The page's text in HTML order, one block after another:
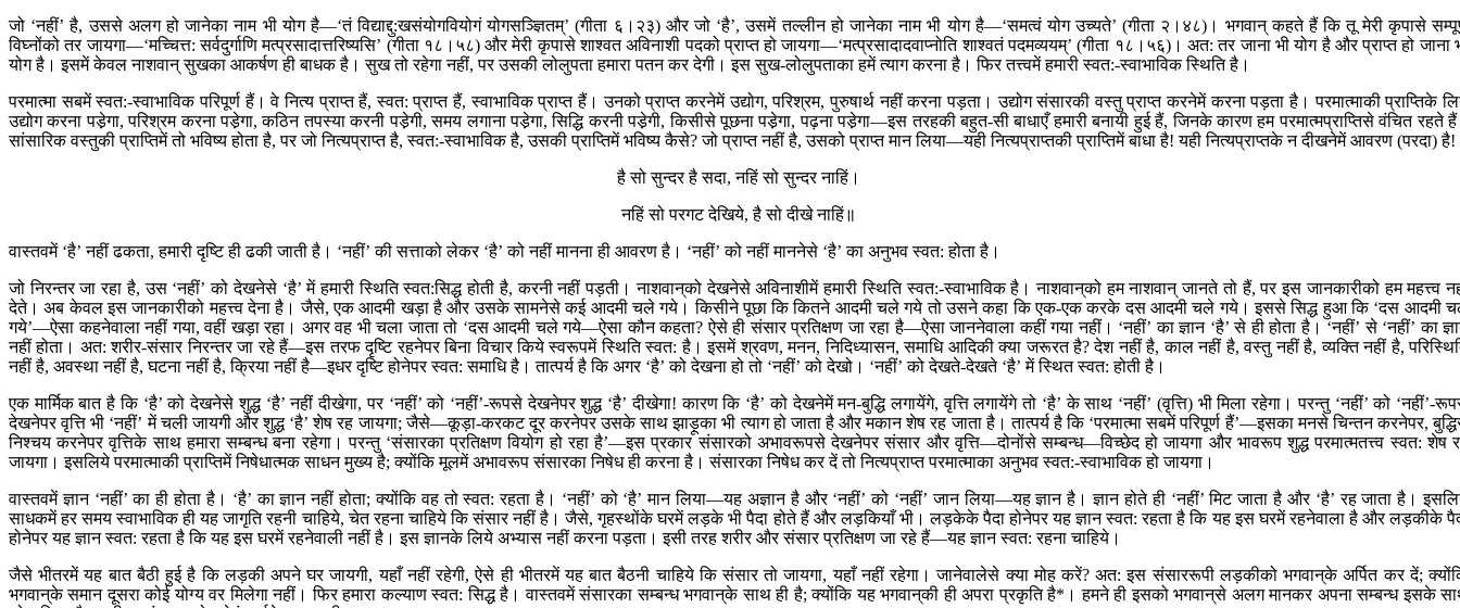
जो ‘नहीं’ है, उससे अलग हो जानेका नाम भी योग है—‘तं विद्याद्दु:खसंयोगवियोगं योगसञ्ज्ञितम्’ (गीता ६।२३) और जो ‘है’, उसमें तल्लीन हो जानेका नाम भी योग है—‘समत्वं योग उच्यते’ (गीता २।४८)। भगवान‍् कहते हैं कि तू मेरी कृपासे
विघ्नोंको तर जायगा—‘मच्चित्त: सर्वदुर्गाणि मत्प्रसादात्तरिष्यसि’ (गीता १८।५८) और मेरी कृपासे शाश्वत अविनाशी पदको प्राप्त हो जायगा—‘मत्प्रसादादवाप्नोति शाश्वतं पदमव्ययम्’ (गीता १८।५६)। अत: तर जाना भी योग है और प्राप्त हो जाना
योग है। इसमें केवल नाशवान‍् सुखका आकर्षण ही बाधक है। सुख तो रहेगा नहीं, पर उसकी लोलुपता हमारा पतन कर देगी। इस सुख-लोलुपताका हमें त्याग करना है। फिर तत्त्वमें हमारी स्वत:-स्वाभाविक स्थिति है।
परमात्मा सबमें स्वत:-स्वाभाविक परिपूर्ण हैं। वे नित्य प्राप्त हैं, स्वत: प्राप्त हैं, स्वाभाविक प्राप्त हैं। उनको प्राप्त करनेमें उद्योग, परिश्रम, पुरुषार्थ नहीं करना पड़ता। उद्योग संसारकी वस्तु प्राप्त करनेमें करना पड़ता है। परमात्माकी प्राप्तिके
उद्योग करना पडे़गा, परिश्रम करना पडे़गा, कठिन तपस्या करनी पडे़गी, समय लगाना पडे़गा, सिद्धि करनी पडे़गी, किसीसे पूछना पडे़गा, पढ़ना पडे़गा—इस तरहकी बहुत-सी बाधाएँ हमारी बनायी हुई हैं, जिनके कारण हम परमात्मप्राप्तिसे वंचित रहते
सांसारिक वस्तुकी प्राप्तिमें तो भविष्य होता है, पर जो नित्यप्राप्त है, स्वत:-स्वाभाविक है, उसकी प्राप्तिमें भविष्य कैसे? जो प्राप्त नहीं है, उसको प्राप्त मान लिया—यही नित्यप्राप्तकी प्राप्तिमें बाधा है! यही नित्यप्राप्तके न दीखनेमें आवरण (परदा) है!
है सो सुन्दर है सदा, नहिं सो सुन्दर नाहिं।
नहिं सो परगट देखिये, है सो दीखे नाहिं॥
वास्तवमें ‘है’ नहीं ढकता, हमारी दृष्टि ही ढकी जाती है। ‘नहीं’ की सत्ताको लेकर ‘है’ को नहीं मानना ही आवरण है। ‘नहीं’ को नहीं माननेसे ‘है’ का अनुभव स्वत: होता है।
जो निरन्तर जा रहा है, उस ‘नहीं’ को देखनेसे ‘है’ में हमारी स्थिति स्वत:सिद्ध होती है, करनी नहीं पड़ती। नाशवान‍्को देखनेसे अविनाशीमें हमारी स्थिति स्वत:-स्वाभाविक है। नाशवान‍्को हम नाशवान‍् जानते तो हैं, पर इस जानकारीको हम महत्त्व
देते। अब केवल इस जानकारीको महत्त्व देना है। जैसे, एक आदमी खड़ा है और उसके सामनेसे कई आदमी चले गये। किसीने पूछा कि कितने आदमी चले गये तो उसने कहा कि एक-एक करके दस आदमी चले गये। इससे सिद्ध हुआ कि ‘दस आदमी
गये’—ऐसा कहनेवाला नहीं गया, वहीं खड़ा रहा। अगर वह भी चला जाता तो ‘दस आदमी चले गये—ऐसा कौन कहता? ऐसे ही संसार प्रतिक्षण जा रहा है—ऐसा जाननेवाला कहीं गया नहीं। ‘नहीं’ का ज्ञान ‘है’ से ही होता है। ‘नहीं’ से ‘नहीं’ का
नहीं होता। अत: शरीर-संसार निरन्तर जा रहे हैं—इस तरफ दृष्टि रहनेपर बिना विचार किये स्वरूपमें स्थिति स्वत: है। इसमें श्रवण, मनन, निदिध्यासन, समाधि आदिकी क्या जरूरत है? देश नहीं है, काल नहीं है, वस्तु नहीं है, व्यक्ति नहीं है,
नहीं है, अवस्था नहीं है, घटना नहीं है, क्रिया नहीं है—इधर दृष्टि होनेपर स्वत: समाधि है। तात्पर्य है कि अगर ‘है’ को देखना हो तो ‘नहीं’ को देखो। ‘नहीं’ को देखते-देखते ‘है’ में स्थित स्वत: होती है।
एक मार्मिक बात है कि ‘है’ को देखनेसे शुद्ध ‘है’ नहीं दीखेगा, पर ‘नहीं’ को ‘नहीं’-रूपसे देखनेपर शुद्ध ‘है’ दीखेगा! कारण कि ‘है’ को देखनेमें मन-बुद्धि लगायेंगे, वृत्ति लगायेंगे तो ‘है’ के साथ ‘नहीं’ (वृत्ति) भी मिला रहेगा। परन्तु ‘नहीं’ को ‘नहीं’-
देखनेपर वृत्ति भी ‘नहीं’ में चली जायगी और शुद्ध ‘है’ शेष रह जायगा; जैसे—कूड़ा-करकट दूर करनेपर उसके साथ झाड़ूका भी त्याग हो जाता है और मकान शेष रह जाता है। तात्पर्य है कि ‘परमात्मा सबमें परिपूर्ण हैं’—इसका मनसे चिन्तन करनेपर,
निश्चय करनेपर वृत्तिके साथ हमारा सम्बन्ध बना रहेगा। परन्तु ‘संसारका प्रतिक्षण वियोग हो रहा है’—इस प्रकार संसारको अभावरूपसे देखनेपर संसार और वृत्ति—दोनोंसे सम्बन्ध—विच्छेद हो जायगा और भावरूप शुद्ध परमात्मतत्त्व स्वत: शेष
जायगा। इसलिये परमात्माकी प्राप्तिमें निषेधात्मक साधन मुख्य है; क्योंकि मूलमें अभावरूप संसारका निषेध ही करना है। संसारका निषेध कर दें तो नित्यप्राप्त परमात्माका अनुभव स्वत:-स्वाभाविक हो जायगा।
वास्तवमें ज्ञान ‘नहीं’ का ही होता है। ‘है’ का ज्ञान नहीं होता; क्योंकि वह तो स्वत: रहता है। ‘नहीं’ को ‘है’ मान लिया—यह अज्ञान है और ‘नहीं’ को ‘नहीं’ जान लिया—यह ज्ञान है। ज्ञान होते ही ‘नहीं’ मिट जाता है और ‘है’ रह जाता है।
साधकमें हर समय स्वाभाविक ही यह जागृति रहनी चाहिये, चेत रहना चाहिये कि संसार नहीं है। जैसे, गृहस्थोंके घरमें लड़के भी पैदा होते हैं और लड़कियाँ भी। लड़केके पैदा होनेपर यह ज्ञान स्वत: रहता है कि यह इस घरमें रहनेवाला है और लड़कीके
होनेपर यह ज्ञान स्वत: रहता है कि यह इस घरमें रहनेवाली नहीं है। इस ज्ञानके लिये अभ्यास नहीं करना पड़ता। इसी तरह शरीर और संसार प्रतिक्षण जा रहे हैं—यह ज्ञान स्वत: रहना चाहिये।
जैसे भीतरमें यह बात बैठी हुई है कि लड़की अपने घर जायगी, यहाँ नहीं रहेगी, ऐसे ही भीतरमें यह बात बैठनी चाहिये कि संसार तो जायगा, यहाँ नहीं रहेगा। जानेवालेसे क्या मोह करें? अत: इस संसाररूपी लड़कीको भगवान‍्के अर्पित कर दें;
भगवान‍्के समान दूसरा कोई योग्य वर मिलेगा नहीं। फिर हमारा कल्याण स्वत: सिद्ध है। वास्तवमें संसारका सम्बन्ध भगवान‍्के साथ ही है; क्योंकि यह भगवान‍्की ही अपरा प्रकृति है*। हमने ही इसको भगवान‍्से अलग मानकर अपना सम्बन्ध इसके